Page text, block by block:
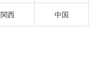
関西 中国